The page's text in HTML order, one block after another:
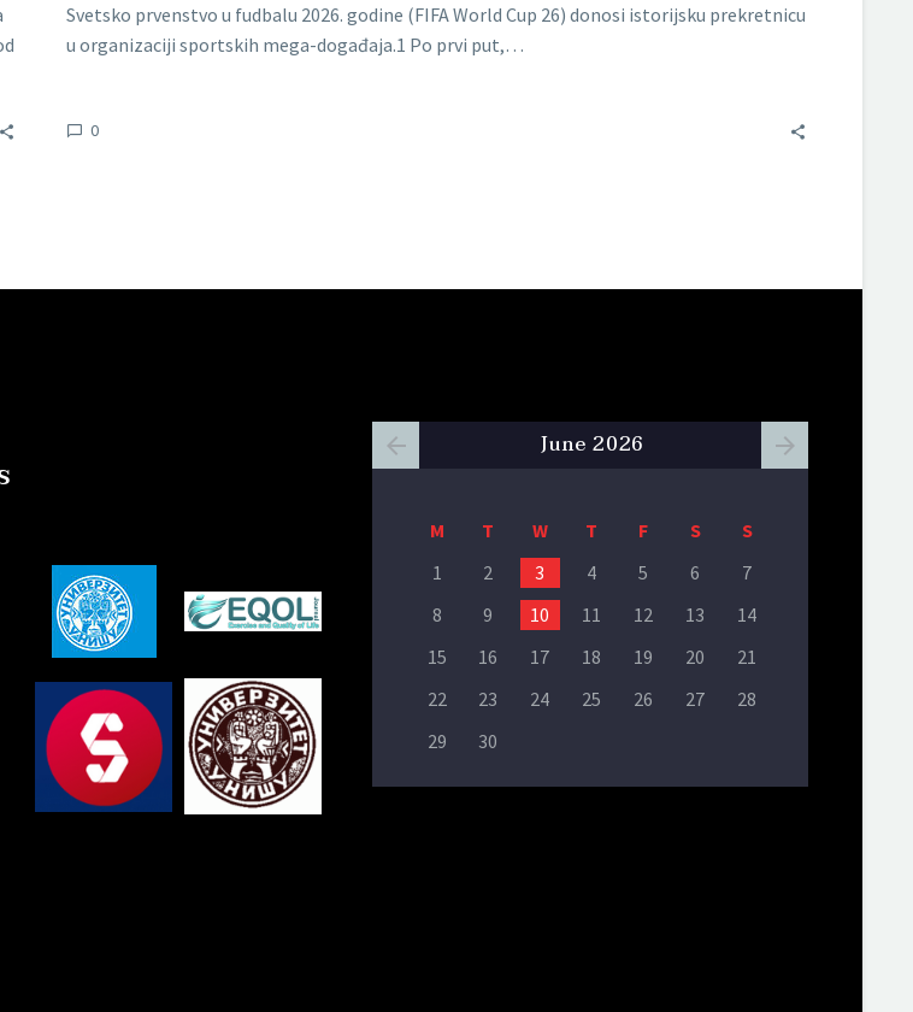
Svetsko prvenstvo u fudbalu 2026. godine (FIFA World Cup 26) donosi istorijsku prekretnicu
u organizaciji sportskih mega-događaja.1 Po prvi put,…
0
June 2026
M T W T F S
S
1
2 3 4 5 6
7
8
9 10 11 12 13
14
15
16 17 18 19 20
21
22
23 24 25 26 27
28
29
30